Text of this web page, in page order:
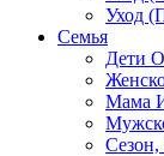
Уход
Семья
Дети
Мама
Сезон,